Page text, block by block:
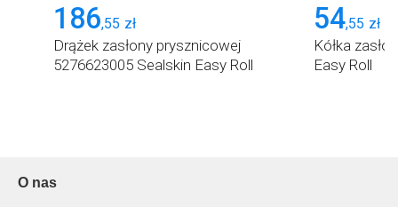
186,55 zł
Drążek zasłony prysznicowej
5276623005 Sealskin Easy Roll
54,55 zł
Kółka
Easy Roll
O nas